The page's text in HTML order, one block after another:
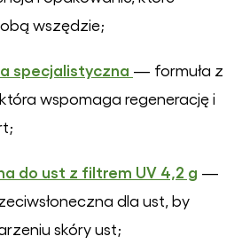
wszędzie;
specjalistyczna — formuła z
wspomaga regenerację i
do ust z filtrem UV 4,2 g —
dla ust, by
skóry ust;